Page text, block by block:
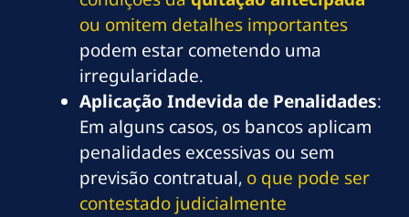
ou omitem detalhes importantes
podem estar cometendo uma
irregularidade.
Aplicação Indevida de Penalidades:
Em alguns casos, os bancos aplicam
penalidades excessivas ou sem
previsão contratual, o que pode ser
contestado judicialmente